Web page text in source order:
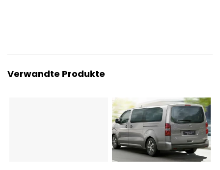
Verwandte Produkte